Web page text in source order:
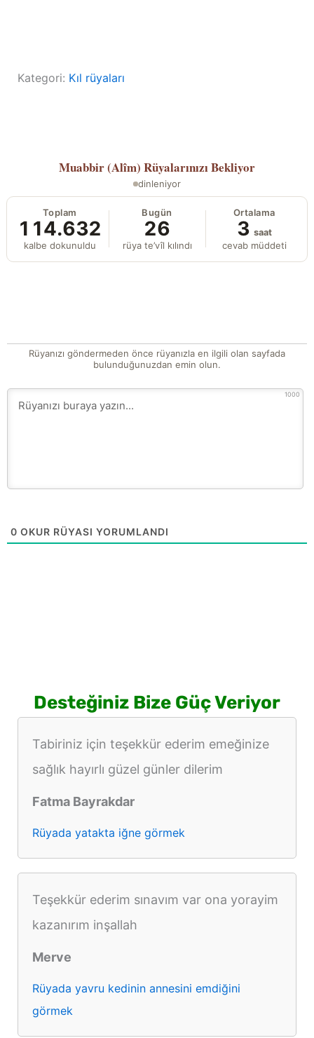
Kategori: Kıl rüyaları
Muabbir (Alîm) Rüyalarınızı Bekliyor
dinleniyor
Toplam
114.632
kalbe dokunuldu
Bugün
26
rüya te’vîl kılındı
Ortalama
3 saat
cevab müddeti
Rüyanızı göndermeden önce rüyanızla en ilgili olan sayfada
bulunduğunuzdan emin olun.
1000
0 OKUR RÜYASI YORUMLANDI
Desteğiniz Bize Güç Veriyor
Tabiriniz için teşekkür ederim emeğinize
sağlık hayırlı güzel günler dilerim
Fatma Bayrakdar
Rüyada yatakta iğne görmek
Teşekkür ederim sınavım var ona yorayim
kazanırım inşallah
Merve
Rüyada yavru kedinin annesini emdiğini
görmek